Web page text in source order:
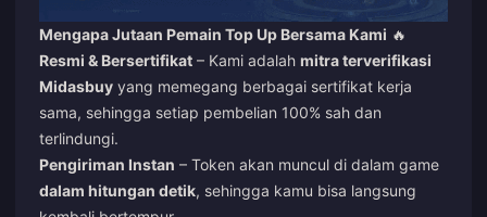
Mengapa Jutaan Pemain Top Up Bersama Kami 🔥
Resmi & Bersertifikat – Kami adalah mitra terverifikasi
Midasbuy yang memegang berbagai sertifikat kerja
sama, sehingga setiap pembelian 100% sah dan
terlindungi.
Pengiriman Instan – Token akan muncul di dalam game
dalam hitungan detik, sehingga kamu bisa langsung